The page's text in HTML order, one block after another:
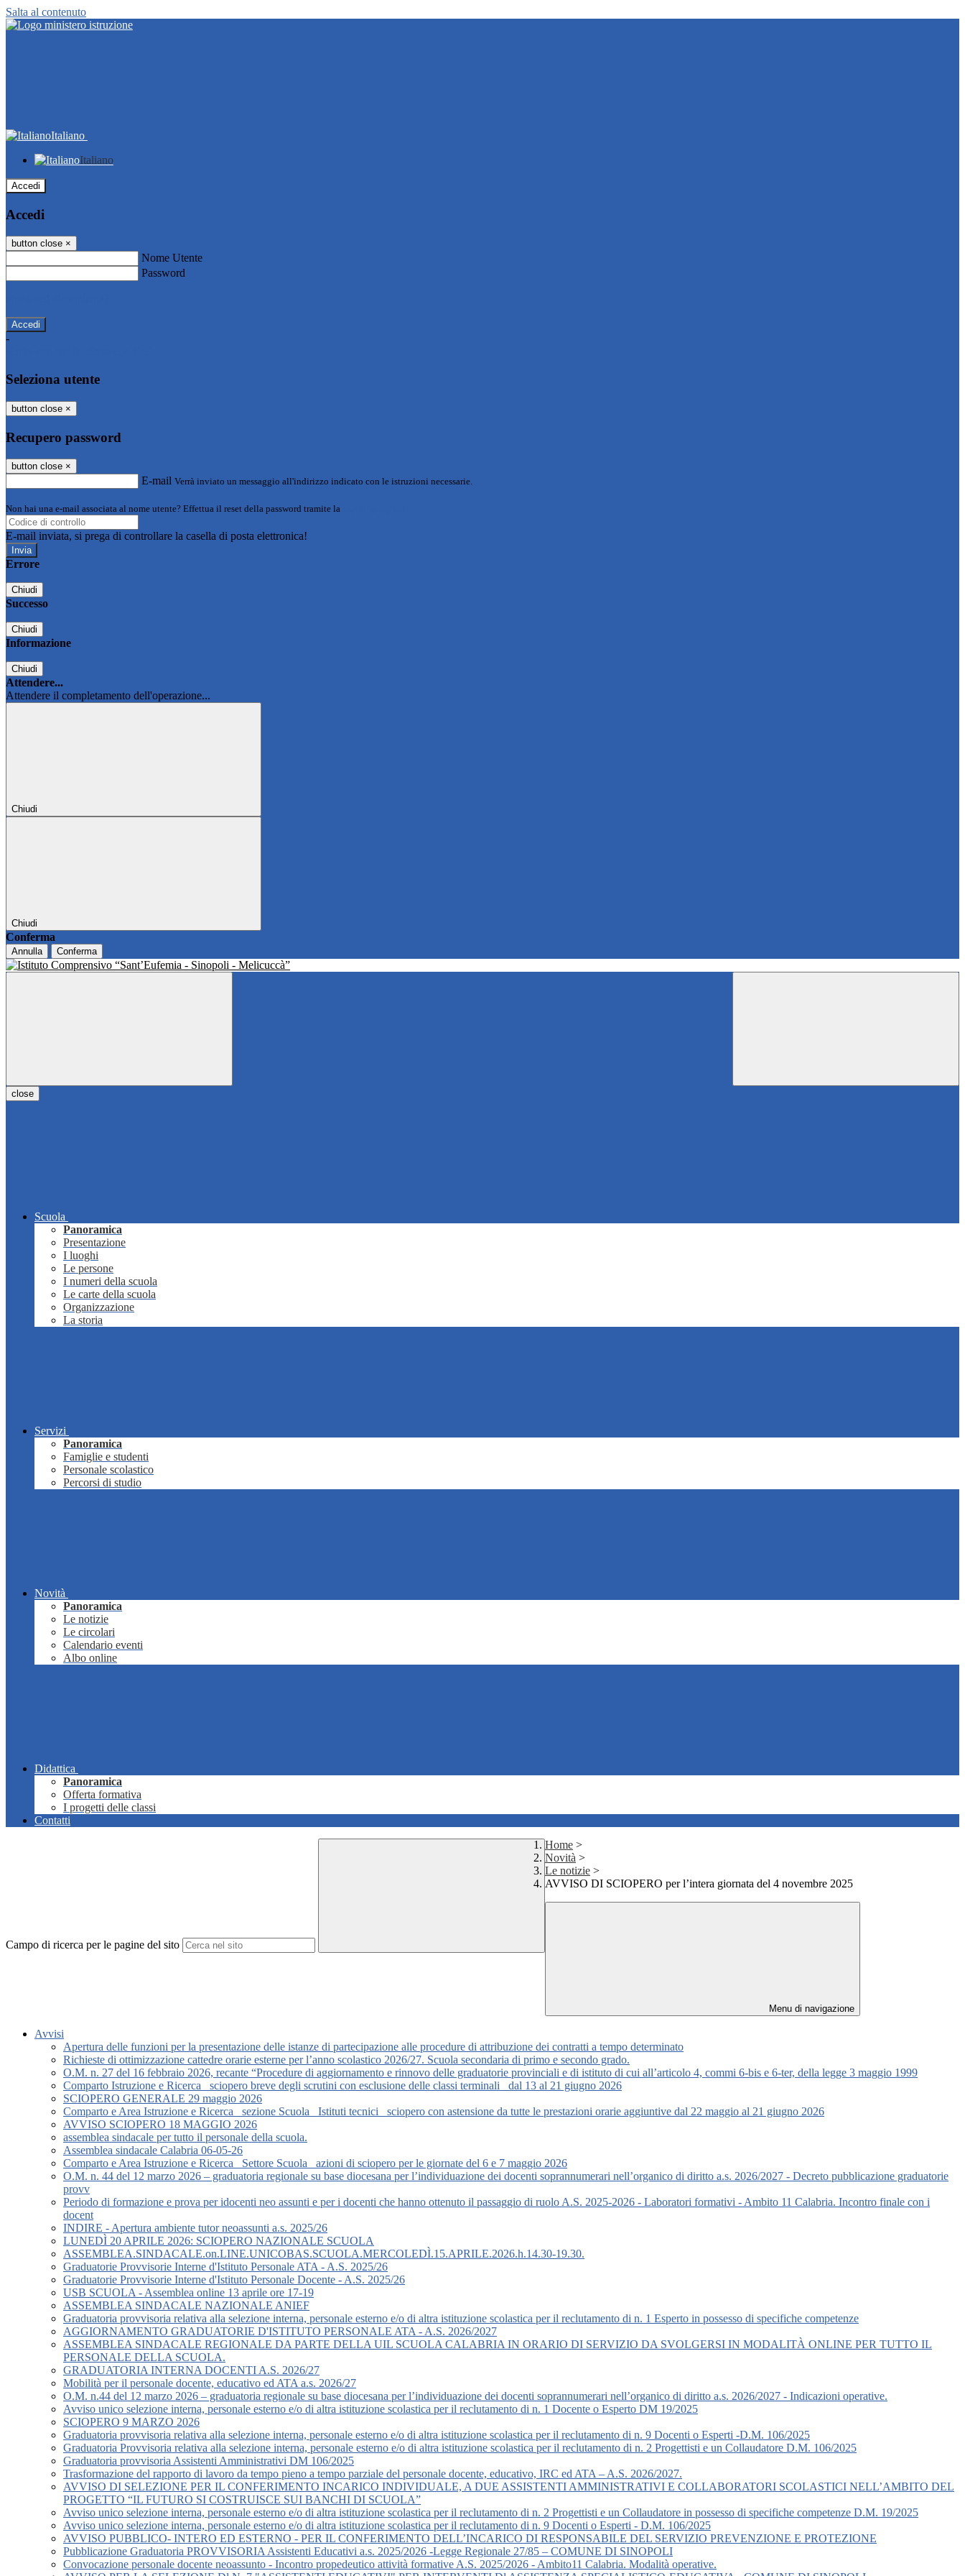
Salta al contenuto
Italiano
Italiano
Accedi
Accedi
button close ×
Nome Utente
Password
-
Seleziona utente
button close ×
Recupero password
button close ×
E-mail Verrà inviato un messaggio all'indirizzo indicato con le istruzioni necessarie.
Non hai una e-mail associata al nome utente? Effettua il reset della password tramite la
E-mail inviata, si prega di controllare la casella di posta elettronica!
Errore
Chiudi
Successo
Chiudi
Informazione
Chiudi
Attendere...
Attendere il completamento dell'operazione...
Chiudi
Chiudi
Conferma
Annulla Conferma
close
Scuola
Panoramica
Presentazione
I luoghi
Le persone
I numeri della scuola
Le carte della scuola
Organizzazione
La storia
Servizi
Panoramica
Famiglie e studenti
Personale scolastico
Percorsi di studio
Novità
Panoramica
Le notizie
Le circolari
Calendario eventi
Albo online
Didattica
Panoramica
Offerta formativa
I progetti delle classi
Contatti
Campo di ricerca per le pagine del sito
Home >
Novità >
Le notizie >
AVVISO DI SCIOPERO per l’intera giornata del 4 novembre 2025
Menu di navigazione
Avvisi
Apertura delle funzioni per la presentazione delle istanze di partecipazione alle procedure di attribuzione dei contratti a tempo determinato
Richieste di ottimizzazione cattedre orarie esterne per l’anno scolastico 2026/27. Scuola secondaria di primo e secondo grado.
O.M. n. 27 del 16 febbraio 2026, recante “Procedure di aggiornamento e rinnovo delle graduatorie provinciali e di istituto di cui all’articolo 4, commi 6-bis e 6-ter, della legge 3 maggio 1999
Comparto Istruzione e Ricerca_ sciopero breve degli scrutini con esclusione delle classi terminali_ dal 13 al 21 giugno 2026
SCIOPERO GENERALE 29 maggio 2026
Comparto e Area Istruzione e Ricerca_ sezione Scuola_ Istituti tecnici_ sciopero con astensione da tutte le prestazioni orarie aggiuntive dal 22 maggio al 21 giugno 2026
AVVISO SCIOPERO 18 MAGGIO 2026
assemblea sindacale per tutto il personale della scuola.
Assemblea sindacale Calabria 06-05-26
Comparto e Area Istruzione e Ricerca_ Settore Scuola_ azioni di sciopero per le giornate del 6 e 7 maggio 2026
O.M. n. 44 del 12 marzo 2026 – graduatoria regionale su base diocesana per l’individuazione dei docenti soprannumerari nell’organico di diritto a.s. 2026/2027 - Decreto pubblicazione graduatorie
provv
Periodo di formazione e prova per idocenti neo assunti e per i docenti che hanno ottenuto il passaggio di ruolo A.S. 2025-2026 - Laboratori formativi - Ambito 11 Calabria. Incontro finale con i
docent
INDIRE - Apertura ambiente tutor neoassunti a.s. 2025/26
LUNEDÌ 20 APRILE 2026: SCIOPERO NAZIONALE SCUOLA
ASSEMBLEA.SINDACALE.on.LINE.UNICOBAS.SCUOLA.MERCOLEDÌ.15.APRILE.2026.h.14.30-19.30.
Graduatorie Provvisorie Interne d'Istituto Personale ATA - A.S. 2025/26
Graduatorie Provvisorie Interne d'Istituto Personale Docente - A.S. 2025/26
USB SCUOLA - Assemblea online 13 aprile ore 17-19
ASSEMBLEA SINDACALE NAZIONALE ANIEF
Graduatoria provvisoria relativa alla selezione interna, personale esterno e/o di altra istituzione scolastica per il reclutamento di n. 1 Esperto in possesso di specifiche competenze
AGGIORNAMENTO GRADUATORIE D'ISTITUTO PERSONALE ATA - A.S. 2026/2027
ASSEMBLEA SINDACALE REGIONALE DA PARTE DELLA UIL SCUOLA CALABRIA IN ORARIO DI SERVIZIO DA SVOLGERSI IN MODALITÀ ONLINE PER TUTTO IL
PERSONALE DELLA SCUOLA.
GRADUATORIA INTERNA DOCENTI A.S. 2026/27
Mobilità per il personale docente, educativo ed ATA a.s. 2026/27
O.M. n.44 del 12 marzo 2026 – graduatoria regionale su base diocesana per l’individuazione dei docenti soprannumerari nell’organico di diritto a.s. 2026/2027 - Indicazioni operative.
Avviso unico selezione interna, personale esterno e/o di altra istituzione scolastica per il reclutamento di n. 1 Docente o Esperto DM 19/2025
SCIOPERO 9 MARZO 2026
Graduatoria provvisoria relativa alla selezione interna, personale esterno e/o di altra istituzione scolastica per il reclutamento di n. 9 Docenti o Esperti -D.M. 106/2025
Graduatoria Provvisoria relativa alla selezione interna, personale esterno e/o di altra istituzione scolastica per il reclutamento di n. 2 Progettisti e un Collaudatore D.M. 106/2025
Graduatoria provvisoria Assistenti Amministrativi DM 106/2025
Trasformazione del rapporto di lavoro da tempo pieno a tempo parziale del personale docente, educativo, IRC ed ATA – A.S. 2026/2027.
AVVISO DI SELEZIONE PER IL CONFERIMENTO INCARICO INDIVIDUALE, A DUE ASSISTENTI AMMINISTRATIVI E COLLABORATORI SCOLASTICI NELL’AMBITO DEL
PROGETTO “IL FUTURO SI COSTRUISCE SUI BANCHI DI SCUOLA”
Avviso unico selezione interna, personale esterno e/o di altra istituzione scolastica per il reclutamento di n. 2 Progettisti e un Collaudatore in possesso di specifiche competenze D.M. 19/2025
Avviso unico selezione interna, personale esterno e/o di altra istituzione scolastica per il reclutamento di n. 9 Docenti o Esperti - D.M. 106/2025
AVVISO PUBBLICO- INTERO ED ESTERNO - PER IL CONFERIMENTO DELL’INCARICO DI RESPONSABILE DEL SERVIZIO PREVENZIONE E PROTEZIONE
Pubblicazione Graduatoria PROVVISORIA Assistenti Educativi a.s. 2025/2026 -Legge Regionale 27/85 – COMUNE DI SINOPOLI
Convocazione personale docente neoassunto - Incontro propedeutico attività formative A.S. 2025/2026 - Ambito11 Calabria. Modalità operative.